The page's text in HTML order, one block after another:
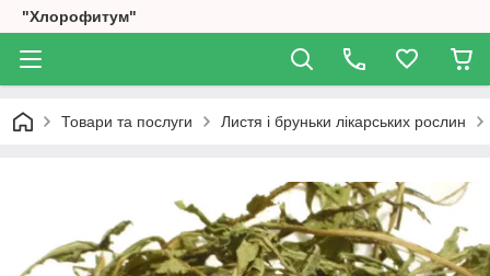
"Хлорофитум"
Товари та послуги Листя і бруньки лікарських рослин